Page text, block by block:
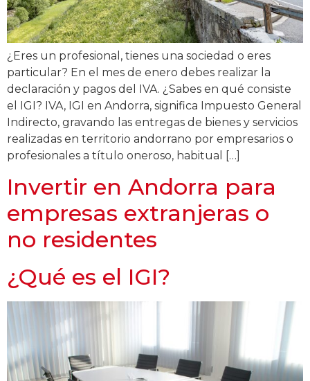
¿Eres un profesional, tienes una sociedad o eres
particular? En el mes de enero debes realizar la
declaración y pagos del IVA. ¿Sabes en qué consiste
el IGI? IVA, IGI en Andorra, significa Impuesto General
Indirecto, gravando las entregas de bienes y servicios
realizadas en territorio andorrano por empresarios o
profesionales a título oneroso, habitual […]
Invertir en Andorra para
empresas extranjeras o
no residentes
¿Qué es el IGI?